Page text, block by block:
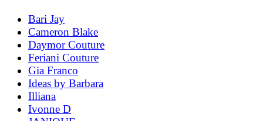
Bari Jay
Cameron Blake
Daymor Couture
Feriani Couture
Gia Franco
Ideas by Barbara
Illiana
Ivonne D